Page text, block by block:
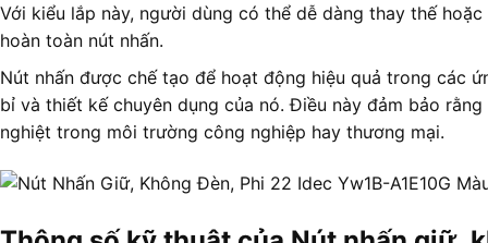
Với kiểu lắp này, người dùng có thể dễ dàng thay thế
hoàn toàn nút nhấn.
Nút nhấn được chế tạo để hoạt động hiệu quả trong các
bỉ và thiết kế chuyên dụng của nó. Điều này đảm bảo
nghiệt trong môi trường công nghiệp hay thương mại.